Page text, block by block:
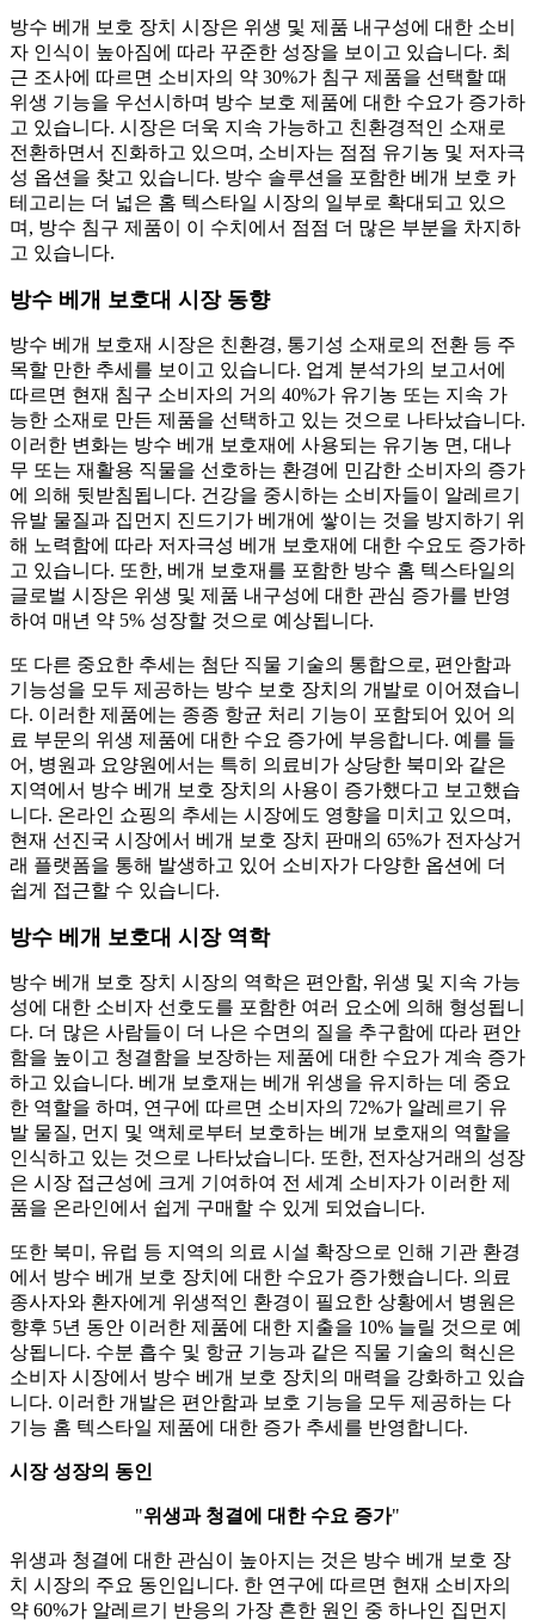
방수 베개 보호 장치 시장은 위생 및 제품 내구성에 대한 소비
자 인식이 높아짐에 따라 꾸준한 성장을 보이고 있습니다. 최
근 조사에 따르면 소비자의 약 30%가 침구 제품을 선택할 때
위생 기능을 우선시하며 방수 보호 제품에 대한 수요가 증가하
고 있습니다. 시장은 더욱 지속 가능하고 친환경적인 소재로
전환하면서 진화하고 있으며, 소비자는 점점 유기농 및 저자극
성 옵션을 찾고 있습니다. 방수 솔루션을 포함한 베개 보호 카
테고리는 더 넓은 홈 텍스타일 시장의 일부로 확대되고 있으
며, 방수 침구 제품이 이 수치에서 점점 더 많은 부분을 차지하
고 있습니다.
방수 베개 보호대 시장 동향
방수 베개 보호재 시장은 친환경, 통기성 소재로의 전환 등 주
목할 만한 추세를 보이고 있습니다. 업계 분석가의 보고서에
따르면 현재 침구 소비자의 거의 40%가 유기농 또는 지속 가
능한 소재로 만든 제품을 선택하고 있는 것으로 나타났습니다.
이러한 변화는 방수 베개 보호재에 사용되는 유기농 면, 대나
무 또는 재활용 직물을 선호하는 환경에 민감한 소비자의 증가
에 의해 뒷받침됩니다. 건강을 중시하는 소비자들이 알레르기
유발 물질과 집먼지 진드기가 베개에 쌓이는 것을 방지하기 위
해 노력함에 따라 저자극성 베개 보호재에 대한 수요도 증가하
고 있습니다. 또한, 베개 보호재를 포함한 방수 홈 텍스타일의
글로벌 시장은 위생 및 제품 내구성에 대한 관심 증가를 반영
하여 매년 약 5% 성장할 것으로 예상됩니다.
또 다른 중요한 추세는 첨단 직물 기술의 통합으로, 편안함과
기능성을 모두 제공하는 방수 보호 장치의 개발로 이어졌습니
다. 이러한 제품에는 종종 항균 처리 기능이 포함되어 있어 의
료 부문의 위생 제품에 대한 수요 증가에 부응합니다. 예를 들
어, 병원과 요양원에서는 특히 의료비가 상당한 북미와 같은
지역에서 방수 베개 보호 장치의 사용이 증가했다고 보고했습
니다. 온라인 쇼핑의 추세는 시장에도 영향을 미치고 있으며,
현재 선진국 시장에서 베개 보호 장치 판매의 65%가 전자상거
래 플랫폼을 통해 발생하고 있어 소비자가 다양한 옵션에 더
쉽게 접근할 수 있습니다.
방수 베개 보호대 시장 역학
방수 베개 보호 장치 시장의 역학은 편안함, 위생 및 지속 가능
성에 대한 소비자 선호도를 포함한 여러 요소에 의해 형성됩니
다. 더 많은 사람들이 더 나은 수면의 질을 추구함에 따라 편안
함을 높이고 청결함을 보장하는 제품에 대한 수요가 계속 증가
하고 있습니다. 베개 보호재는 베개 위생을 유지하는 데 중요
한 역할을 하며, 연구에 따르면 소비자의 72%가 알레르기 유
발 물질, 먼지 및 액체로부터 보호하는 베개 보호재의 역할을
인식하고 있는 것으로 나타났습니다. 또한, 전자상거래의 성장
은 시장 접근성에 크게 기여하여 전 세계 소비자가 이러한 제
품을 온라인에서 쉽게 구매할 수 있게 되었습니다.
또한 북미, 유럽 등 지역의 의료 시설 확장으로 인해 기관 환경
에서 방수 베개 보호 장치에 대한 수요가 증가했습니다. 의료
종사자와 환자에게 위생적인 ​​환경이 필요한 상황에서 병원은
향후 5년 동안 이러한 제품에 대한 지출을 10% 늘릴 것으로 예
상됩니다. 수분 흡수 및 항균 기능과 같은 직물 기술의 혁신은
소비자 시장에서 방수 베개 보호 장치의 매력을 강화하고 있습
니다. 이러한 개발은 편안함과 보호 기능을 모두 제공하는 다
기능 홈 텍스타일 제품에 대한 증가 추세를 반영합니다.
시장 성장의 동인
"위생과 청결에 대한 수요 증가"
위생과 청결에 대한 관심이 높아지는 것은 방수 베개 보호 장
치 시장의 주요 동인입니다. 한 연구에 따르면 현재 소비자의
약 60%가 알레르기 반응의 가장 흔한 원인 중 하나인 집먼지